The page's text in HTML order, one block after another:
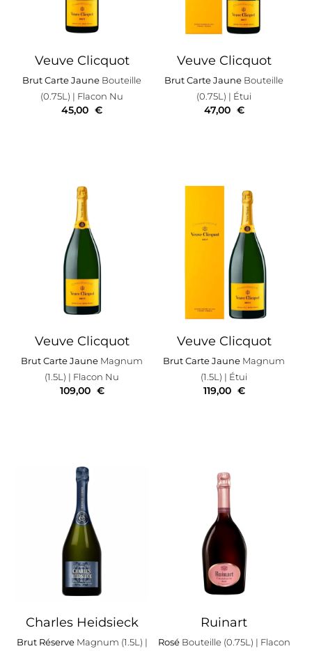
Veuve Clicquot
Brut Carte Jaune Bouteille
(0.75L) | Flacon Nu
45,00 €
Veuve Clicquot
Brut Carte Jaune Bouteille
(0.75L) | Étui
47,00 €
Veuve Clicquot
Brut Carte Jaune Magnum
(1.5L) | Flacon Nu
109,00 €
Veuve Clicquot
Brut Carte Jaune Magnum
(1.5L) | Étui
119,00 €
Charles Heidsieck
Brut Réserve Magnum (1.5L) |
Ruinart
Rosé Bouteille (0.75L) | Flacon